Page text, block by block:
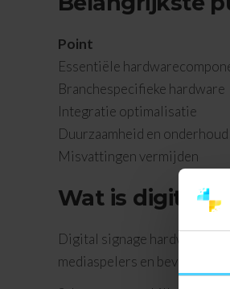
Point
Essentiële
Branchespecifieke hardware
Integratie optimalisatie
Duurzaamheid en onderhoud
Misvattingen vermijden
Wat is digital
Digital signage hardware
mediaspelers en